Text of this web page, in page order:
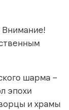
Внимание!
шарма –
эпохи
и храмы